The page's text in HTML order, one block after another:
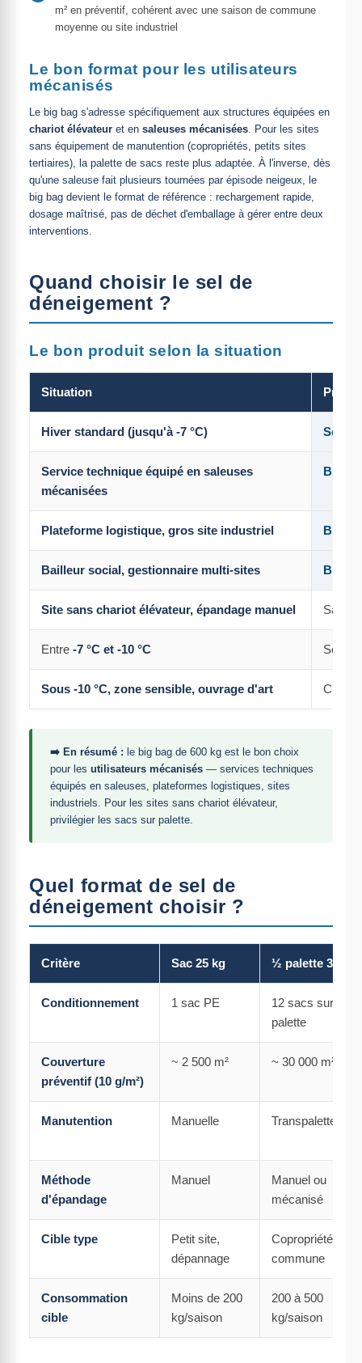
m² en préventif, cohérent avec une saison de commune
moyenne ou site industriel
Le bon format pour les utilisateurs
mécanisés
Le big bag s'adresse spécifiquement aux structures équipées en
chariot élévateur et en saleuses mécanisées . Pour les sites
sans équipement de manutention (copropriétés, petits sites
tertiaires), la palette de sacs reste plus adaptée. À l'inverse, dès
qu'une saleuse fait plusieurs tournées par épisode neigeux, le
big bag devient le format de référence : rechargement rapide,
dosage maîtrisé, pas de déchet d'emballage à gérer entre deux
interventions.
Quand choisir le sel de
déneigement ?
Le bon produit selon la situation
Situation
Hiver standard (jusqu'à -7 °C) Sel de
Service technique équipé en saleuses
mécanisées
Big
Plateforme logistique, gros site industriel Big
Bailleur social, gestionnaire multi-sites Big
Site sans chariot élévateur, épandage manuel Sacs
Entre -7 °C et -10 °C Sel
Sous -10 °C, zone sensible, ouvrage d'art
➡️ En résumé : le big bag de 600 kg est le bon choix
pour les utilisateurs mécanisés — services techniques
équipés en saleuses, plateformes logistiques, sites
industriels. Pour les sites sans chariot élévateur,
privilégier les sacs sur palette.
Quel format de sel de
déneigement choisir ?
Critère Sac 25 kg ½ palette 300 kg
Conditionnement 1 sac PE
12 sacs sur ½
palette
Couverture
préventif (10 g/m²)
~ 2 500 m² ~ 30 000 m²
Manutention Manuelle Transpalette
Méthode
d'épandage
Manuel
Manuel ou
mécanisé
Cible type
Petit site,
dépannage
Copropriété,
commune
Consommation
cible
Moins de 200
kg/saison
200 à 500
kg/saison